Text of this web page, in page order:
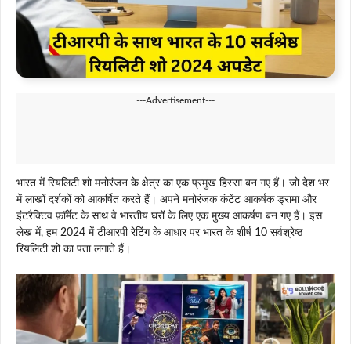
---Advertisement---
भारत में रियलिटी शो मनोरंजन के क्षेत्र का एक प्रमुख हिस्सा बन गए हैं। जो देश भर
में लाखों दर्शकों को आकर्षित करते हैं। अपने मनोरंजक कंटेंट आकर्षक ड्रामा और
इंटरैक्टिव फ़ॉर्मेट के साथ वे भारतीय घरों के लिए एक मुख्य आकर्षण बन गए हैं। इस
लेख में, हम 2024 में टीआरपी रेटिंग के आधार पर भारत के शीर्ष 10 सर्वश्रेष्ठ
रियलिटी शो का पता लगाते हैं।